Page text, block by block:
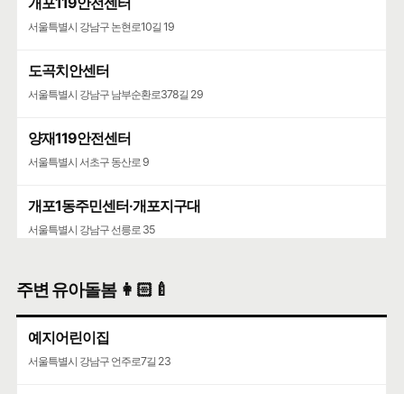
서울특별시 강남구 논현로10길 19
도곡치안센터
서울특별시 강남구 남부순환로378길 29
양재119안전센터
서울특별시 서초구 동산로 9
개포1동주민센터·개포지구대
서울특별시 강남구 선릉로 35
주변 유아돌봄 👩🏻‍🍼
예지어린이집
서울특별시 강남구 언주로7길 23